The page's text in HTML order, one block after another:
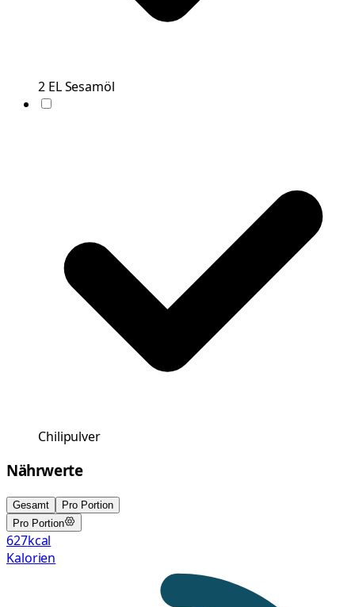
2 ELSesamöl
Chilipulver
Nährwerte
Gesamt
Pro Portion
Pro Portion
627kcal
Kalorien